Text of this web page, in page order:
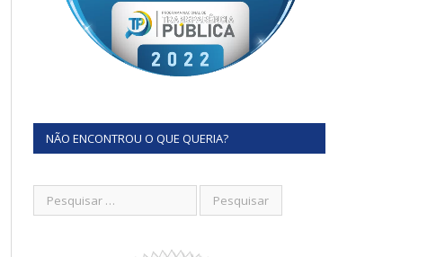
NÃO ENCONTROU O QUE QUERIA?